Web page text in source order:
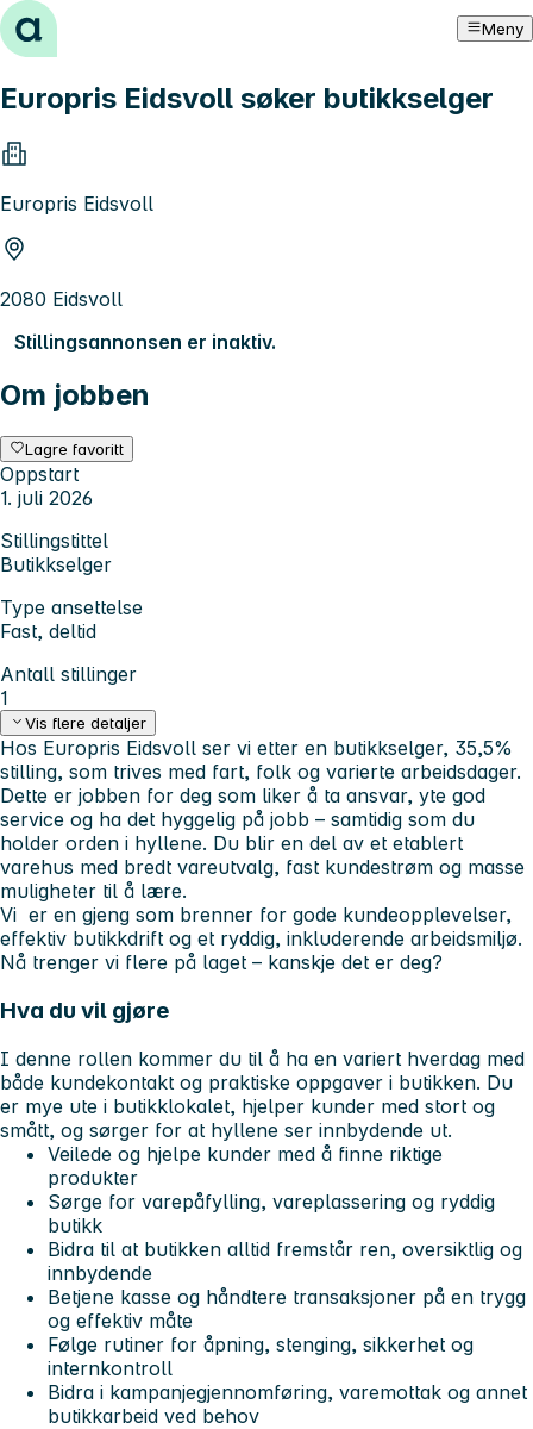
Hopp til innhold Meny
Europris Eidsvoll søker butikkselger
Europris Eidsvoll
2080 Eidsvoll
Stillingsannonsen er inaktiv.
Om jobben
Lagre favoritt
Oppstart
1. juli 2026
Stillingstittel
Butikkselger
Type ansettelse
Fast, deltid
Antall stillinger
1
Vis flere detaljer
Hos Europris Eidsvoll ser vi etter en butikkselger, 35,5%
stilling, som trives med fart, folk og varierte arbeidsdager.
Dette er jobben for deg som liker å ta ansvar, yte god
service og ha det hyggelig på jobb – samtidig som du
holder orden i hyllene. Du blir en del av et etablert
varehus med bredt vareutvalg, fast kundestrøm og masse
muligheter til å lære.
Vi er en gjeng som brenner for gode kundeopplevelser,
effektiv butikkdrift og et ryddig, inkluderende arbeidsmiljø.
Nå trenger vi flere på laget – kanskje det er deg?
Hva du vil gjøre
I denne rollen kommer du til å ha en variert hverdag med
både kundekontakt og praktiske oppgaver i butikken. Du
er mye ute i butikklokalet, hjelper kunder med stort og
smått, og sørger for at hyllene ser innbydende ut.
Veilede og hjelpe kunder med å finne riktige
produkter
Sørge for varepåfylling, vareplassering og ryddig
butikk
Bidra til at butikken alltid fremstår ren, oversiktlig og
innbydende
Betjene kasse og håndtere transaksjoner på en trygg
og effektiv måte
Følge rutiner for åpning, stenging, sikkerhet og
internkontroll
Bidra i kampanjegjennomføring, varemottak og annet
butikkarbeid ved behov